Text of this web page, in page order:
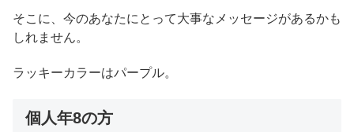
そこに、今のあなたにとって大事なメッセージがあるかも
しれません。
ラッキーカラーはパープル。
個人年8の方